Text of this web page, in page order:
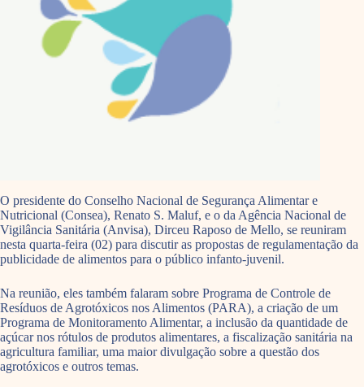
O presidente do Conselho Nacional de Segurança Alimentar e
Nutricional (Consea), Renato S. Maluf, e o da Agência Nacional de
Vigilância Sanitária (Anvisa), Dirceu Raposo de Mello, se reuniram
nesta quarta-feira (02) para discutir as propostas de regulamentação da
publicidade de alimentos para o público infanto-juvenil.
Na reunião, eles também falaram sobre Programa de Controle de
Resíduos de Agrotóxicos nos Alimentos (PARA), a criação de um
Programa de Monitoramento Alimentar, a inclusão da quantidade de
açúcar nos rótulos de produtos alimentares, a fiscalização sanitária na
agricultura familiar, uma maior divulgação sobre a questão dos
agrotóxicos e outros temas.